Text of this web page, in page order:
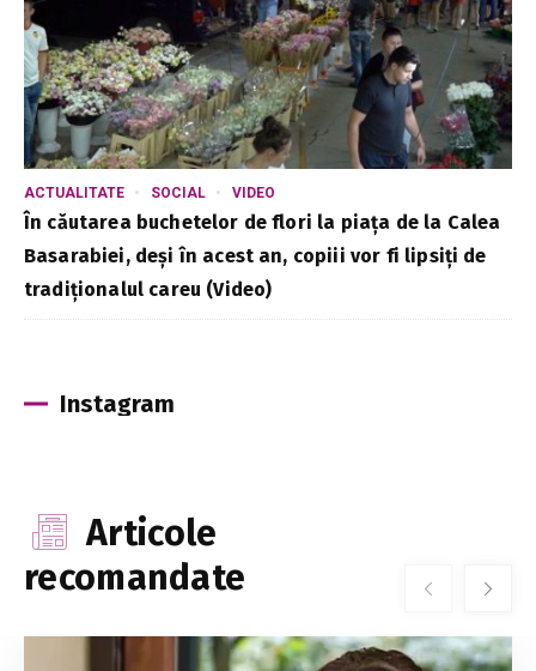
ACTUALITATE SOCIAL VIDEO
În căutarea buchetelor de flori la piața de la Calea
Basarabiei, deși în acest an, copiii vor fi lipsiți de
tradiționalul careu (Video)
Instagram
Articole
recomandate